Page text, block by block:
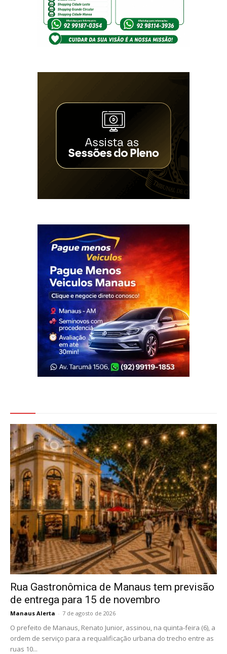
Rua Gastronômica de Manaus tem previsão
de entrega para 15 de novembro
Manaus Alerta - 7 de agosto de 2026
O prefeito de Manaus, Renato Junior, assinou, na quinta-feira (6), a
ordem de serviço para a requalificação urbana do trecho entre as
ruas 10...